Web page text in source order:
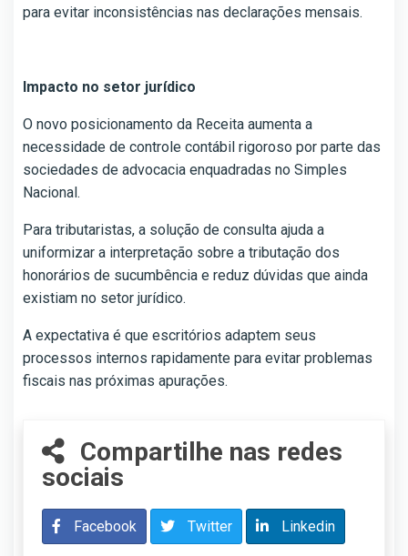
para evitar inconsistências nas declarações mensais.
Impacto no setor jurídico
O novo posicionamento da Receita aumenta a
necessidade de controle contábil rigoroso por parte das
sociedades de advocacia enquadradas no Simples
Nacional.
Para tributaristas, a solução de consulta ajuda a
uniformizar a interpretação sobre a tributação dos
honorários de sucumbência e reduz dúvidas que ainda
existiam no setor jurídico.
A expectativa é que escritórios adaptem seus
processos internos rapidamente para evitar problemas
fiscais nas próximas apurações.
Compartilhe nas redes
sociais
Facebook Twitter Linkedin